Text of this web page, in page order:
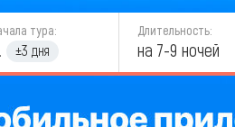
тура:
±3 дня
Длительность:
на 7-9 ночей